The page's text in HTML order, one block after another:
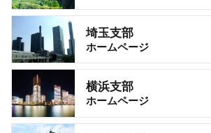
埼玉支部
ホームページ
横浜支部
ホームページ